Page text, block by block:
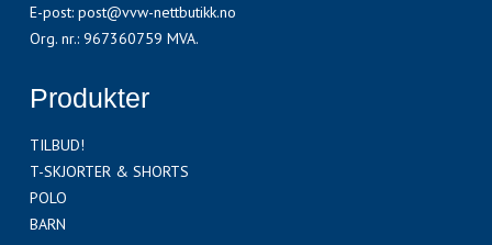
E-post: post@vvw-nettbutikk.no
Org. nr.: 967360759 MVA.
Produkter
TILBUD!
T-SKJORTER & SHORTS
POLO
BARN